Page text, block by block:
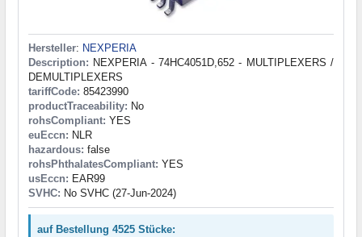
Hersteller: NEXPERIA
Description: NEXPERIA - 74HC4051D,652 - MULTIPLEXERS /
DEMULTIPLEXERS
tariffCode: 85423990
productTraceability: No
rohsCompliant: YES
euEccn: NLR
hazardous: false
rohsPhthalatesCompliant: YES
usEccn: EAR99
SVHC: No SVHC (27-Jun-2024)
auf Bestellung 4525 Stücke: